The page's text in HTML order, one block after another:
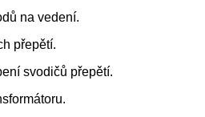
na vedení.
přepětí.
svodičů přepětí.